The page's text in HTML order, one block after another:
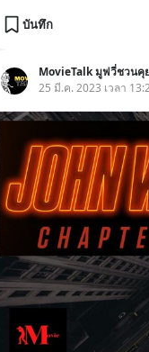
บันทึก
MovieTalk มูฟวี่ชวนคุ
25 มี.ค. 2023 เวลา